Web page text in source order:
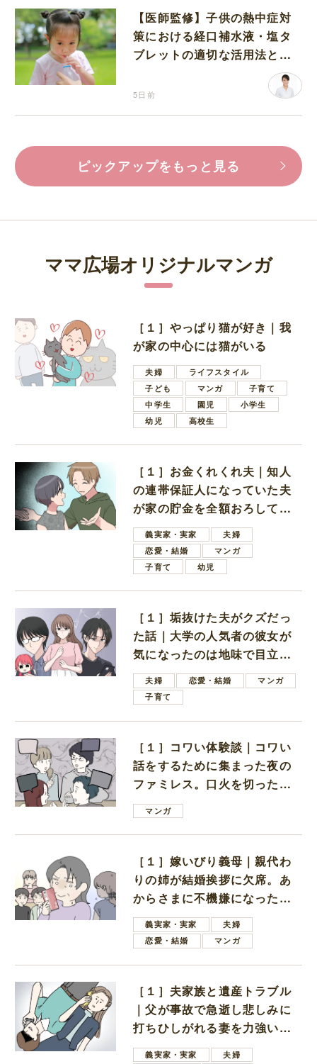
【医師監修】子供の熱中症対
策における経口補水液・塩タ
ブレットの適切な活用法と水
5日前
ピックアップをもっと見る
ママ広場オリジナルマンガ
［１］やっぱり猫が好き｜我
が家の中心には猫がいる
夫婦
ライフスタイル
子ども
マンガ
子育て
中学生
園児
小学生
幼児
高校生
［１］お金くれくれ夫｜知人
の連帯保証人になっていた夫
が家の貯金を全額おろしてほ
しいと言ってきた
義実家・実家
夫婦
恋愛・結婚
マンガ
子育て
幼児
［１］垢抜けた夫がクズだっ
た話｜大学の人気者の彼女が
気になったのは地味で目立た
ない男子学生
夫婦 恋愛・結婚
マンガ
子育て
［１］コワい体験談｜コワい
話をするために集まった夜の
ファミレス。口火を切ったの
は電車好きの男の子ママ
マンガ
［１］嫁いびり義母｜親代わ
りの姉が結婚挨拶に欠席。あ
からさまに不機嫌になった義
母義実家・実家
夫婦
恋愛・結婚
マンガ
［１］夫家族と遺産トラブル
｜父が事故で急逝し悲しみに
打ちひしがれる妻を力強い言
葉で励ます夫
義実家・実家
夫婦